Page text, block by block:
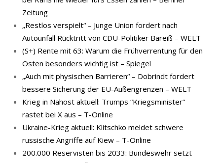
Zeitung
„Restlos verspielt“ – Junge Union fordert nach
Autounfall Rücktritt von CDU-Politiker Bareiß – WELT
(S+) Rente mit 63: Warum die Frühverrentung für den
Osten besonders wichtig ist – Spiegel
„Auch mit physischen Barrieren“ – Dobrindt fordert
bessere Sicherung der EU-Außengrenzen – WELT
Krieg in Nahost aktuell: Trumps “Kriegsminister”
rastet bei X aus – T-Online
Ukraine-Krieg aktuell: Klitschko meldet schwere
russische Angriffe auf Kiew – T-Online
200.000 Reservisten bis 2033: Bundeswehr setzt